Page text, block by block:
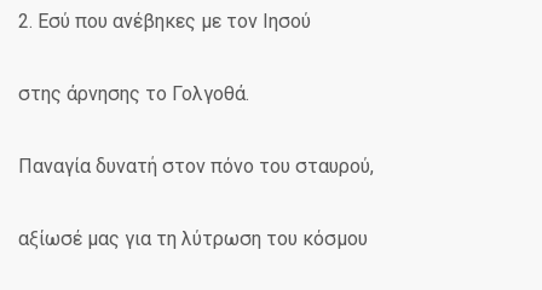
2. Εσύ που ανέβηκες με τον Ιησού
στης άρνησης το Γολγοθά.
Παναγία δυνατή στον πόνο του σταυρού,
αξίωσέ μας για τη λύτρωση του κόσμου